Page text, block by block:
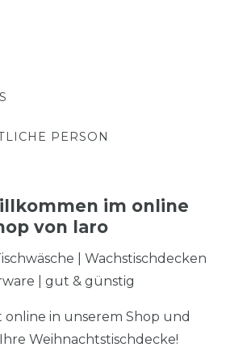
PERSON
im online
von laro
| Wachstischdecken
| gut & günstig
online in unserem Shop und
Weihnachtstischdecke!